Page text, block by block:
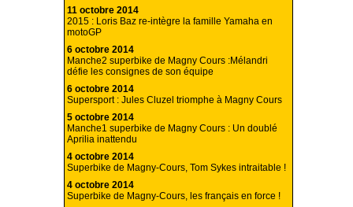
11 octobre 2014
2015 : Loris Baz re-intègre la famille Yamaha en
motoGP
6 octobre 2014
Manche2 superbike de Magny Cours :Mélandri
défie les consignes de son équipe
6 octobre 2014
Supersport : Jules Cluzel triomphe à Magny Cours
5 octobre 2014
Manche1 superbike de Magny Cours : Un doublé
Aprilia inattendu
4 octobre 2014
Superbike de Magny-Cours, Tom Sykes intraitable !
4 octobre 2014
Superbike de Magny-Cours, les français en force !